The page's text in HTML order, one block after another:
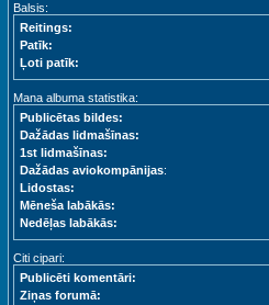
Balsis:
Reitings:
Patīk:
Ļoti patīk:
Mana albuma statistika:
Publicētas bildes:
Dažādas lidmašīnas:
1st lidmašīnas:
Dažādas aviokompānijas:
Lidostas:
Mēneša labākās:
Nedēļas labākās:
Citi cipari:
Publicēti komentāri:
Ziņas forumā: